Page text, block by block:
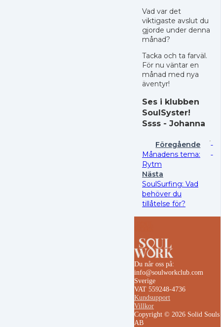
Vad var det
viktigaste avslut du
gjorde under denna
månad?
Tacka och ta farväl.
För nu väntar en
månad med nya
äventyr!
Ses i klubben
SoulSyster!
Ssss - Johanna
Föregående
Månadens tema:
Rytm
Nästa
SoulSurfing: Vad
behöver du
tillåtelse för?
Du når oss på:
info@soulworkclub.com
Sverige
VAT 559248-4736
Kundsupport
Villkor
Copyright © 2026 Solid Souls
AB